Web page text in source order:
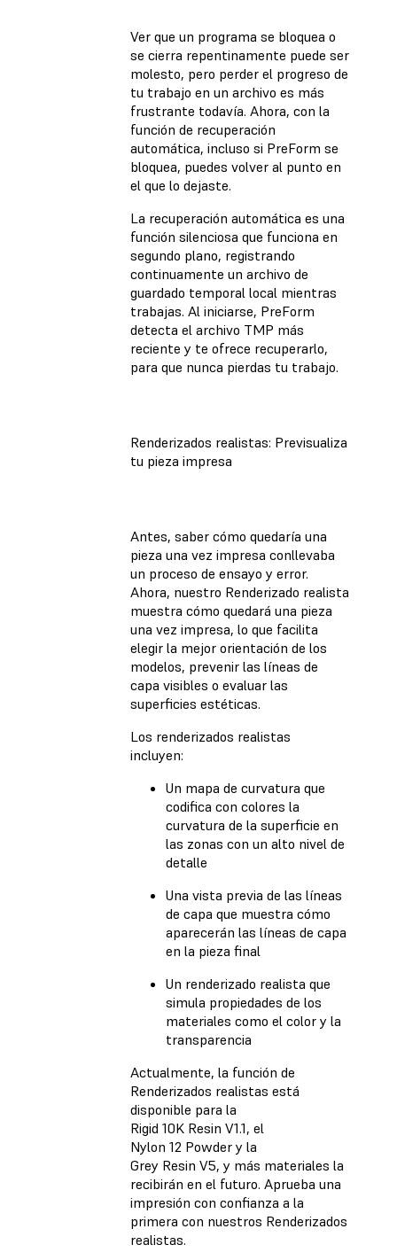
Ver que un programa se bloquea o
se cierra repentinamente puede ser
molesto, pero perder el progreso de
tu trabajo en un archivo es más
frustrante todavía. Ahora, con la
función de recuperación
automática, incluso si PreForm se
bloquea, puedes volver al punto en
el que lo dejaste.
La recuperación automática es una
función silenciosa que funciona en
segundo plano, registrando
continuamente un archivo de
guardado temporal local mientras
trabajas. Al iniciarse, PreForm
detecta el archivo TMP más
reciente y te ofrece recuperarlo,
para que nunca pierdas tu trabajo.
Renderizados realistas: Previsualiza
tu pieza impresa
Antes, saber cómo quedaría una
pieza una vez impresa conllevaba
un proceso de ensayo y error.
Ahora, nuestro Renderizado realista
muestra cómo quedará una pieza
una vez impresa, lo que facilita
elegir la mejor orientación de los
modelos, prevenir las líneas de
capa visibles o evaluar las
superficies estéticas.
Los renderizados realistas
incluyen:
Un mapa de curvatura que
codifica con colores la
curvatura de la superficie en
las zonas con un alto nivel de
detalle
Una vista previa de las líneas
de capa que muestra cómo
aparecerán las líneas de capa
en la pieza final
Un renderizado realista que
simula propiedades de los
materiales como el color y la
transparencia
Actualmente, la función de
Renderizados realistas está
disponible para la
Rigid 10K Resin V1.1, el
Nylon 12 Powder y la
Grey Resin V5, y más materiales la
recibirán en el futuro. Aprueba una
impresión con confianza a la
primera con nuestros Renderizados
realistas.